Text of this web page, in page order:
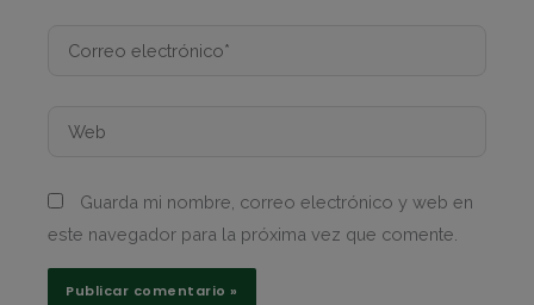
Correo
Web
Guarda mi nombre, correo electrónico y web en
este navegador para la próxima vez que comente.